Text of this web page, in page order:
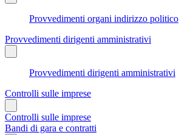
Provvedimenti organi indirizzo politico
Provvedimenti dirigenti amministrativi
Provvedimenti dirigenti amministrativi
Controlli sulle imprese
Controlli sulle imprese
Bandi di gara e contratti